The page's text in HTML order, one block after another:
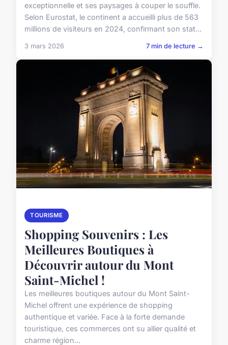
exceptionnelle et ses paysages à couper le souffle.
Selon Eurostat, le continent a accueilli plus de 563
millions de visiteurs en 2024, confirmant son stat...
3 mars 2026 7 min de lecture →
TOURISME
Shopping Souvenirs : Les
Meilleures Boutiques à
Découvrir autour du Mont
Saint-Michel !
Les meilleures boutiques autour du Mont Saint-
Michel offrent une expérience de shopping
authentique et variée. Face à la forte demande
touristique, ces commerces ont su allier qualité et
charme région...